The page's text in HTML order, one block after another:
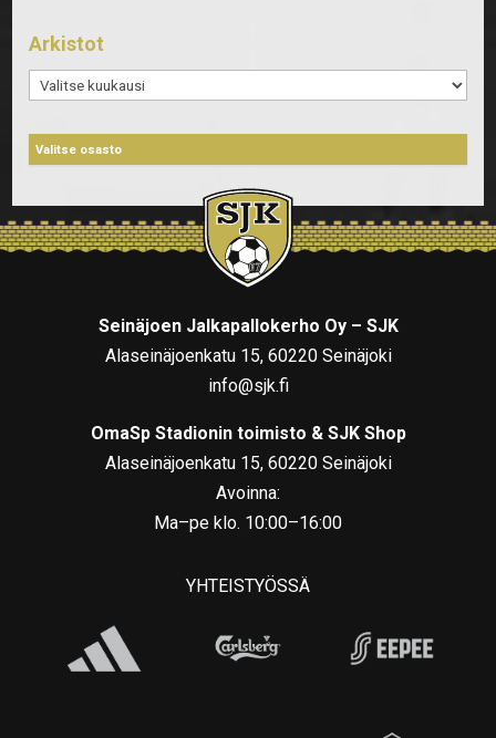
Arkistot
Arkistot
Seinäjoen Jalkapallokerho Oy – SJK
Alaseinäjoenkatu 15, 60220 Seinäjoki
info@sjk.fi
OmaSp Stadionin toimisto & SJK Shop
Alaseinäjoenkatu 15, 60220 Seinäjoki
Avoinna:
Ma–pe klo. 10:00–16:00
YHTEISTYÖSSÄ